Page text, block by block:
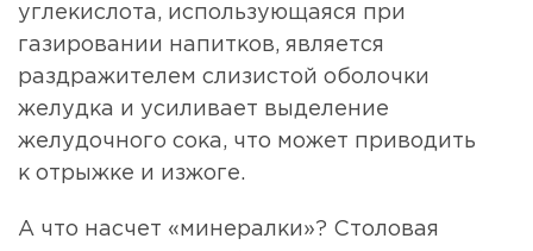
углекислота, использующаяся при
газировании напитков, является
раздражителем слизистой оболочки
желудка и усиливает выделение
желудочного сока, что может приводить
к отрыжке и изжоге.
А что насчет «минералки»? Столовая